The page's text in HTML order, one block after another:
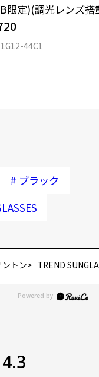
。
限定)(調光レンズ搭
44C1
# ブラック
トン TREND
4.3